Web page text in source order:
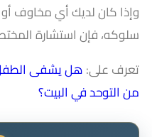
وإذا كان لديك أي مخاوف
سلوكه، فإن استشارة
تعرف على:هل يشفى
من التوحد في البيت؟